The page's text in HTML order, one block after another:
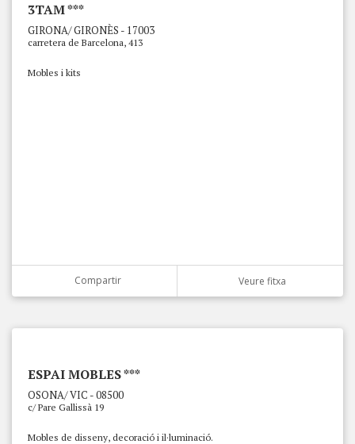
3TAM ***
GIRONA/ GIRONÈS - 17003
carretera de Barcelona, 413
Mobles i kits
Compartir Veure fitxa
ESPAI MOBLES ***
OSONA/ VIC - 08500
c/ Pare Gallissà 19
Mobles de disseny, decoració i il·luminació.